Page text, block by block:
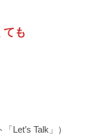
ても
Let’s Talk」）